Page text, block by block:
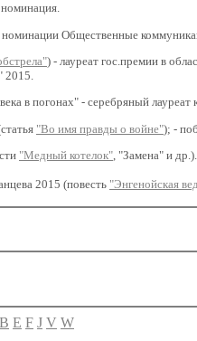
номинации Общественные
) - лауреат гос.премии в
2015.
в погонах" - серебряный
"Во имя правды о войне"); -
"Медный котелок", "Замена" и др.).
2015 (повесть "Энгенойская
B E F J V W